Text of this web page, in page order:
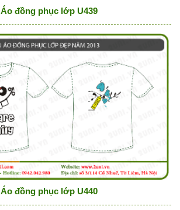
Áo đồng phục lớp U439
Áo đồng phục lớp U440